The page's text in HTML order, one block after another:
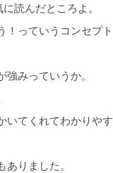
読んだところよ。
！っていうコンセプト
みっていうか。
いてくれてわかりやす
りました。